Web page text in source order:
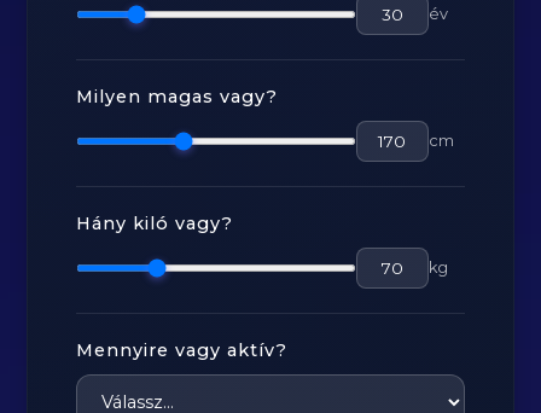
év
Milyen magas vagy?
cm
Hány kiló vagy?
kg
Mennyire vagy aktív?